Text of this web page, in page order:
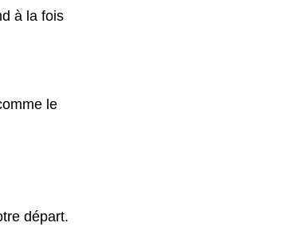
à la fois
le
départ.